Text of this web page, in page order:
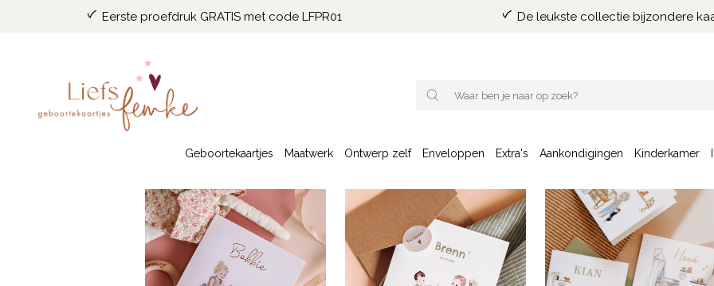
Eerste proefdruk GRATIS met code LFPR01 De leukste collectie bijzondere
Geboortekaartjes Maatwerk Ontwerp zelf Enveloppen Extra's Aankondigingen Kinderkamer